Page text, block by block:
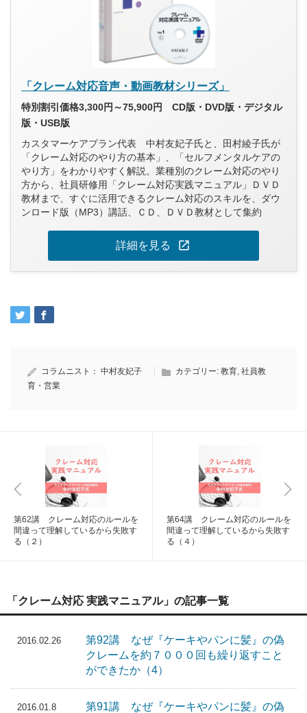
「クレーム対応音声・動画教材シリーズ」
特別割引価格3,300円～75,900円 CD版・DVD版・デジタル
版・USB版
カスタマーケアプラン代表 中村友妃子氏と、田村綾子氏が
「クレーム対応のやり方の基本」、「セルフメンタルケアの
やり方」をわかりやすく解説。業種別のクレーム対応のやり
方から、社員研修用「クレーム対応実践マニュアル」ＤＶＤ
教材まで、すぐに活用できるクレーム対応のスキルを、ダウ
ンロード版（MP3）講話、ＣＤ、ＤＶＤ教材として集約
詳細を見る open_in_new
コラムニスト： 中村友妃子 カテゴリー: 教育, 社員教
育・営業
第62講 クレーム対応のルールを
間違って理解しているから失敗す
る（２）
第64講 クレーム対応のルールを
間違って理解しているから失敗す
る（４）
「クレーム対応 実践マニュアル」の記事一覧
2016.02.26
第92講 なぜ『ケーキやパンに髪』の偽
クレームを約７０００回も繰り返すこと
ができたか（4）
2016.01.8
第91講 なぜ『ケーキやパンに髪』の偽